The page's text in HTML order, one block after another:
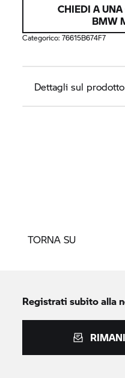
CHIEDI A
BMW
Categorico:76615B674F7
Dettagli sul prodotto
TORNA SU
Registrati subito alla